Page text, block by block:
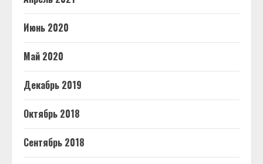
Июнь 2020
Май 2020
Декабрь 2019
Октябрь 2018
Сентябрь 2018